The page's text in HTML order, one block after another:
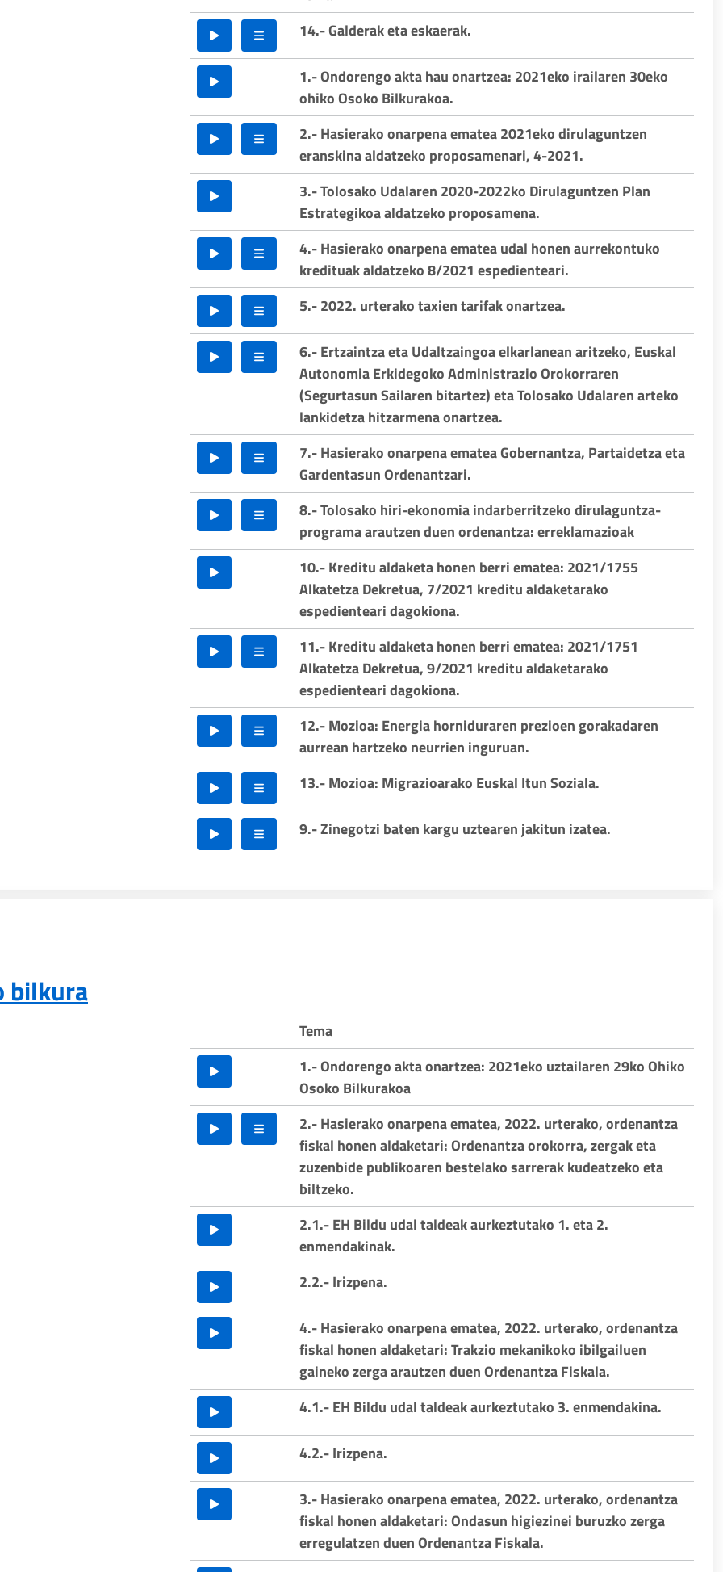
14.- Galderak eta eskaerak.
1.- Ondorengo akta hau onartzea: 2021eko irailaren 30eko
ohiko Osoko Bilkurakoa.
2.- Hasierako onarpena ematea 2021eko dirulaguntzen
eranskina aldatzeko proposamenari, 4-2021.
3.- Tolosako Udalaren 2020-2022ko Dirulaguntzen Plan
Estrategikoa aldatzeko proposamena.
4.- Hasierako onarpena ematea udal honen aurrekontuko
kredituak aldatzeko 8/2021 espedienteari.
5.- 2022. urterako taxien tarifak onartzea.
6.- Ertzaintza eta Udaltzaingoa elkarlanean aritzeko, Euskal
Autonomia Erkidegoko Administrazio Orokorraren
(Segurtasun Sailaren bitartez) eta Tolosako Udalaren arteko
lankidetza hitzarmena onartzea.
7.- Hasierako onarpena ematea Gobernantza, Partaidetza eta
Gardentasun Ordenantzari.
8.- Tolosako hiri-ekonomia indarberritzeko dirulaguntza-
programa arautzen duen ordenantza: erreklamazioak
10.- Kreditu aldaketa honen berri ematea: 2021/1755
Alkatetza Dekretua, 7/2021 kreditu aldaketarako
espedienteari dagokiona.
11.- Kreditu aldaketa honen berri ematea: 2021/1751
Alkatetza Dekretua, 9/2021 kreditu aldaketarako
espedienteari dagokiona.
12.- Mozioa: Energia horniduraren prezioen gorakadaren
aurrean hartzeko neurrien inguruan.
13.- Mozioa: Migrazioarako Euskal Itun Soziala.
9.- Zinegotzi baten kargu uztearen jakitun izatea.
bilkura
Tema
1.- Ondorengo akta onartzea: 2021eko uztailaren 29ko Ohiko
Osoko Bilkurakoa
2.- Hasierako onarpena ematea, 2022. urterako, ordenantza
fiskal honen aldaketari: Ordenantza orokorra, zergak eta
zuzenbide publikoaren bestelako sarrerak kudeatzeko eta
biltzeko.
2.1.- EH Bildu udal taldeak aurkeztutako 1. eta 2.
enmendakinak.
2.2.- Irizpena.
4.- Hasierako onarpena ematea, 2022. urterako, ordenantza
fiskal honen aldaketari: Trakzio mekanikoko ibilgailuen
gaineko zerga arautzen duen Ordenantza Fiskala.
4.1.- EH Bildu udal taldeak aurkeztutako 3. enmendakina.
4.2.- Irizpena.
3.- Hasierako onarpena ematea, 2022. urterako, ordenantza
fiskal honen aldaketari: Ondasun higiezinei buruzko zerga
erregulatzen duen Ordenantza Fiskala.